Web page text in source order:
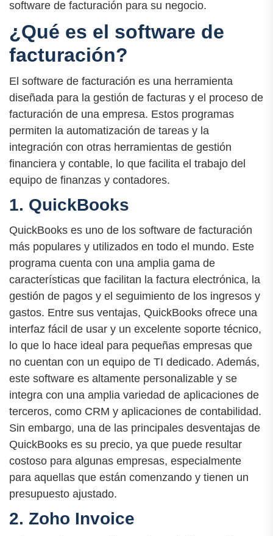
software de facturación para su negocio.
¿Qué es el software de
facturación?
El software de facturación es una herramienta
diseñada para la gestión de facturas y el proceso de
facturación de una empresa. Estos programas
permiten la automatización de tareas y la
integración con otras herramientas de gestión
financiera y contable, lo que facilita el trabajo del
equipo de finanzas y contadores.
1. QuickBooks
QuickBooks es uno de los software de facturación
más populares y utilizados en todo el mundo. Este
programa cuenta con una amplia gama de
características que facilitan la factura electrónica, la
gestión de pagos y el seguimiento de los ingresos y
gastos. Entre sus ventajas, QuickBooks ofrece una
interfaz fácil de usar y un excelente soporte técnico,
lo que lo hace ideal para pequeñas empresas que
no cuentan con un equipo de TI dedicado. Además,
este software es altamente personalizable y se
integra con una amplia variedad de aplicaciones de
terceros, como CRM y aplicaciones de contabilidad.
Sin embargo, una de las principales desventajas de
QuickBooks es su precio, ya que puede resultar
costoso para algunas empresas, especialmente
para aquellas que están comenzando y tienen un
presupuesto ajustado.
2. Zoho Invoice